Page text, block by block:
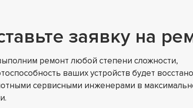
заявку на
ремонт любой степени сложности,
ваших устройств будет
сервисными инженерами в